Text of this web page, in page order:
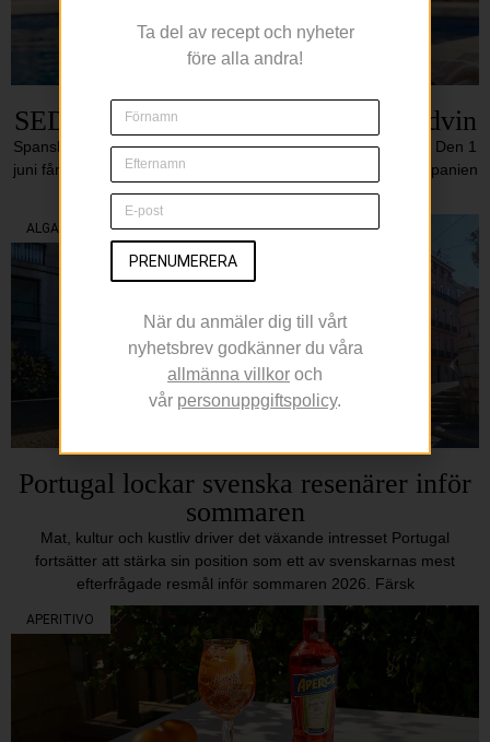
SEDA vill bli sommarens sociala rödvin
Spanskt vin med bobal och syrah tar plats i fasta sortimentet Den 1
juni får Systembolagets fasta sortiment ett nytt tillskott från Spanien
när SEDA
ALGARVE
Portugal lockar svenska resenärer inför
sommaren
Mat, kultur och kustliv driver det växande intresset Portugal
fortsätter att stärka sin position som ett av svenskarnas mest
efterfrågade resmål inför sommaren 2026. Färsk
APERITIVO
Ta del av recept och nyheter
före alla andra!
PRENUMERERA
När du anmäler dig till vårt
nyhetsbrev godkänner du våra
allmänna villkor och
vår personuppgiftspolicy.